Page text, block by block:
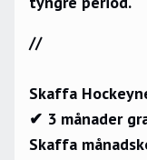
//
Skaffa
✔ 3 månader
Skaffa